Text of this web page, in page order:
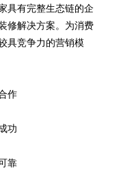
具有完整生态链的企
修解决方案。为消费
具竞争力的营销模
作
功
靠